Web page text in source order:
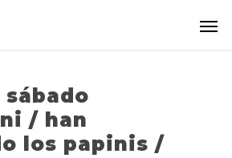
sábado
/ han
los papinis /